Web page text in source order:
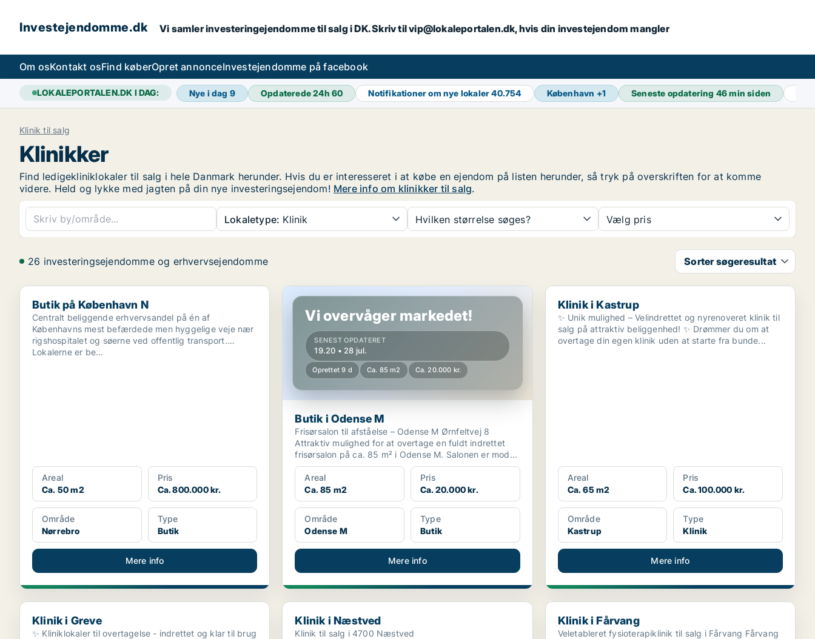
Investejendomme.dk Vi samler investeringejendomme til salg i DK. Skriv til vip@lokaleportalen.dk, hvis din investejendom mangler
Om osKontakt osFind køberOpret annonceInvestejendomme på facebook
LOKALEPORTALEN.DK I DAG: Nye i dag 9 Opdaterede 24h60 Notifikationer om nye lokaler40.754 København +1 Seneste opdatering 46 min siden
Klinik til salg
Klinikker
Find ledigekliniklokaler til salg i hele Danmark herunder. Hvis du er interesseret i at købe en ejendom på listen herunder, så tryk på overskriften for at komme
videre. Held og lykke med jagten på din nye investeringsejendom! Mere info om klinikker til salg.
Lokaletype: Klinik Hvilken størrelse søges? Vælg pris
26 investeringsejendomme og erhvervsejendomme Sorter søgeresultat
Butik på København N
Butik på København N
Centralt beliggende erhvervsandel på én af
Københavns mest befærdede men hyggelige veje nær
rigshospitalet og søerne ved offentlig transport.
Lokalerne er be...
Areal
Ca. 50 m2
Pris
Ca. 800.000 kr.
Område
Nørrebro
Type
Butik
Mere info
Butik i Odense M
Vi overvåger markedet!
SENEST OPDATERET
19.20 • 28 jul.
Oprettet 9 d Ca. 85 m2 Ca. 20.000 kr.
Butik i Odense M
Frisørsalon til afståelse – Odense M Ørnfeltvej 8
Attraktiv mulighed for at overtage en fuldt indrettet
frisørsalon på ca. 85 m² i Odense M. Salonen er mod...
Areal
Ca. 85 m2
Pris
Ca. 20.000 kr.
Område
Odense M
Type
Butik
Mere info
Klinik i Kastrup
Klinik i Kastrup
✨ Unik mulighed – Velindrettet og nyrenoveret klinik til
salg på attraktiv beliggenhed! ✨ Drømmer du om at
overtage din egen klinik uden at starte fra bunde...
Areal
Ca. 65 m2
Pris
Ca. 100.000 kr.
Område
Kastrup
Type
Klinik
Mere info
Klinik i Greve
Klinik i Greve
✨ Kliniklokaler til overtagelse - indrettet og klar til brug
Klinik i Næstved
Klinik i Næstved
Klinik til salg i 4700 Næstved
Klinik i Fårvang
Klinik i Fårvang
Veletableret fysioterapiklinik til salg i Fårvang Fårvang